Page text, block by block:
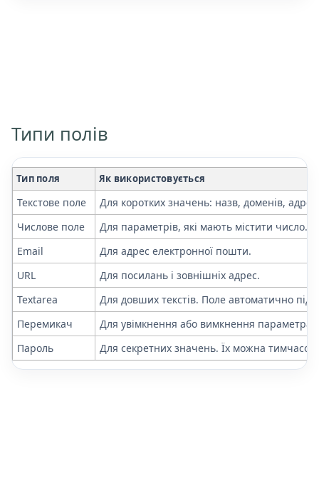
Типи полів
Тип поля Як використовується
Текстове поле
Для коротких значень: назв, доменів,
Числове поле
Для параметрів, які мають містити число.
Email
Для адрес електронної пошти.
URL
Для посилань і зовнішніх адрес.
Textarea
Для довших текстів. Поле автоматично
Перемикач
Для увімкнення або вимкнення параметра.
Пароль
Для секретних значень. Їх можна